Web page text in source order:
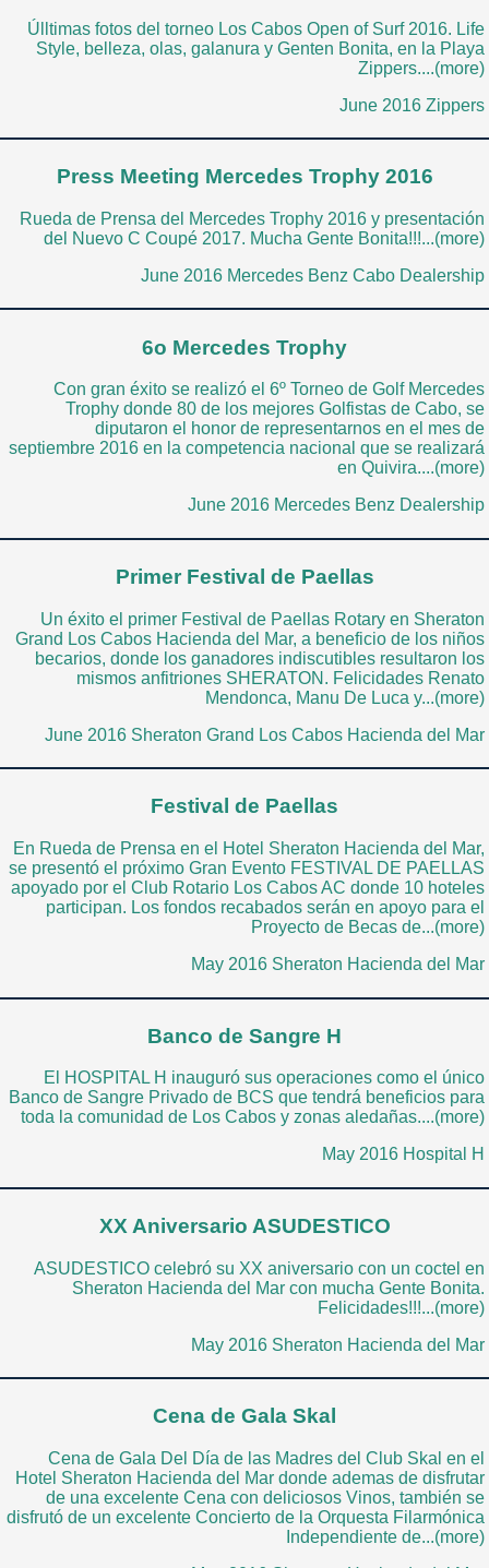
Úlltimas fotos del torneo Los Cabos Open of Surf 2016. Life
Style, belleza, olas, galanura y Genten Bonita, en la Playa
Zippers....(more)
June 2016 Zippers
Press Meeting Mercedes Trophy 2016
Rueda de Prensa del Mercedes Trophy 2016 y presentación
del Nuevo C Coupé 2017. Mucha Gente Bonita!!!...(more)
June 2016 Mercedes Benz Cabo Dealership
6o Mercedes Trophy
Con gran éxito se realizó el 6º Torneo de Golf Mercedes
Trophy donde 80 de los mejores Golfistas de Cabo, se
diputaron el honor de representarnos en el mes de
septiembre 2016 en la competencia nacional que se realizará
en Quivira....(more)
June 2016 Mercedes Benz Dealership
Primer Festival de Paellas
Un éxito el primer Festival de Paellas Rotary en Sheraton
Grand Los Cabos Hacienda del Mar, a beneficio de los niños
becarios, donde los ganadores indiscutibles resultaron los
mismos anfitriones SHERATON. Felicidades Renato
Mendonca, Manu De Luca y...(more)
June 2016 Sheraton Grand Los Cabos Hacienda del Mar
Festival de Paellas
En Rueda de Prensa en el Hotel Sheraton Hacienda del Mar,
se presentó el próximo Gran Evento FESTIVAL DE PAELLAS
apoyado por el Club Rotario Los Cabos AC donde 10 hoteles
participan. Los fondos recabados serán en apoyo para el
Proyecto de Becas de...(more)
May 2016 Sheraton Hacienda del Mar
Banco de Sangre H
El HOSPITAL H inauguró sus operaciones como el único
Banco de Sangre Privado de BCS que tendrá beneficios para
toda la comunidad de Los Cabos y zonas aledañas....(more)
May 2016 Hospital H
XX Aniversario ASUDESTICO
ASUDESTICO celebró su XX aniversario con un coctel en
Sheraton Hacienda del Mar con mucha Gente Bonita.
Felicidades!!!...(more)
May 2016 Sheraton Hacienda del Mar
Cena de Gala Skal
Cena de Gala Del Día de las Madres del Club Skal en el
Hotel Sheraton Hacienda del Mar donde ademas de disfrutar
de una excelente Cena con deliciosos Vinos, también se
disfrutó de un excelente Concierto de la Orquesta Filarmónica
Independiente de...(more)